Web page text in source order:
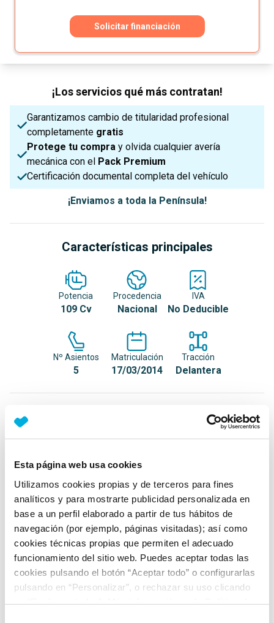
Esta página web usa cookies
Utilizamos cookies propias y de terceros para fines
analíticos y para mostrarte publicidad personalizada en
base a un perfil elaborado a partir de tus hábitos de
navegación (por ejemplo, páginas visitadas); así como
cookies técnicas propias que permiten el adecuado
funcionamiento del sitio web. Puedes aceptar todas las
cookies pulsando el botón “Aceptar todo” o configurarlas
pulsando en “Personalizar”, o rechazar su uso clicando
en “Rechazar todas”. Más información en laPolítica de
Solicitar financiación
¡Los servicios qué más contratan!
Garantizamos cambio de titularidad profesional
completamente gratis
Protege tu compra y olvida cualquier avería
mecánica con el Pack Premium
Certificación documental completa del vehículo
¡Enviamos a toda la Península!
Características principales
Potencia
109 Cv
Procedencia
Nacional
IVA
No Deducible
Nº Asientos
5
Matriculación
17/03/2014
Tracción
Delantera
Detalles destacados
Aceite cambiado el día 28 de Mayo
Filtro de aceite cambiado el día 28 de Mayo
Filtro de aire cambiado el día 28 de Mayo
+ Ver todos
Ficha técnica
Exterior